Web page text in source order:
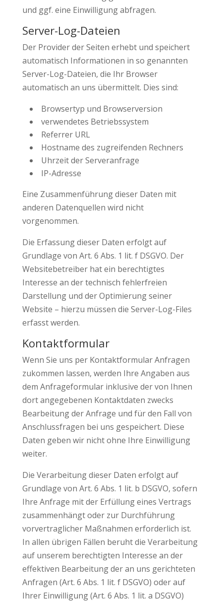
und ggf. eine Einwilligung abfragen.
Server-Log-Dateien
Der Provider der Seiten erhebt und speichert
automatisch Informationen in so genannten
Server-Log-Dateien, die Ihr Browser
automatisch an uns übermittelt. Dies sind:
Browsertyp und Browserversion
verwendetes Betriebssystem
Referrer URL
Hostname des zugreifenden Rechners
Uhrzeit der Serveranfrage
IP-Adresse
Eine Zusammenführung dieser Daten mit
anderen Datenquellen wird nicht
vorgenommen.
Die Erfassung dieser Daten erfolgt auf
Grundlage von Art. 6 Abs. 1 lit. f DSGVO. Der
Websitebetreiber hat ein berechtigtes
Interesse an der technisch fehlerfreien
Darstellung und der Optimierung seiner
Website – hierzu müssen die Server-Log-Files
erfasst werden.
Kontaktformular
Wenn Sie uns per Kontaktformular Anfragen
zukommen lassen, werden Ihre Angaben aus
dem Anfrageformular inklusive der von Ihnen
dort angegebenen Kontaktdaten zwecks
Bearbeitung der Anfrage und für den Fall von
Anschlussfragen bei uns gespeichert. Diese
Daten geben wir nicht ohne Ihre Einwilligung
weiter.
Die Verarbeitung dieser Daten erfolgt auf
Grundlage von Art. 6 Abs. 1 lit. b DSGVO, sofern
Ihre Anfrage mit der Erfüllung eines Vertrags
zusammenhängt oder zur Durchführung
vorvertraglicher Maßnahmen erforderlich ist.
In allen übrigen Fällen beruht die Verarbeitung
auf unserem berechtigten Interesse an der
effektiven Bearbeitung der an uns gerichteten
Anfragen (Art. 6 Abs. 1 lit. f DSGVO) oder auf
Ihrer Einwilligung (Art. 6 Abs. 1 lit. a DSGVO)